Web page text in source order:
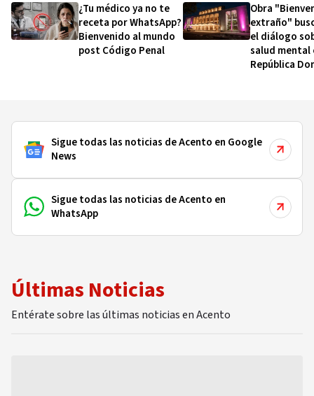
¿Tu médico ya no te
receta por WhatsApp?
Bienvenido al mundo
post Código Penal
Obra
extraño"
el diálogo
salud mental
República
Sigue todas las noticias de Acento en Google
News
Sigue todas las noticias de Acento en
WhatsApp